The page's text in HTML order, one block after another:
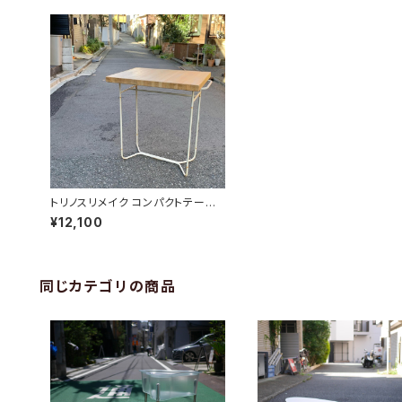
トリノスリメイク コンパクトテーブ
ル
¥12,100
同じカテゴリの商品